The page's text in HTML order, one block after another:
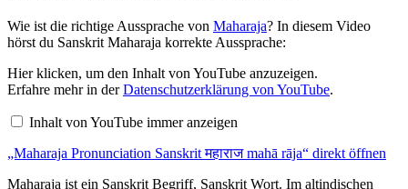
Wie ist die richtige Aussprache von Maharaja? In diesem Video
hörst du Sanskrit Maharaja korrekte Aussprache:
„Maharaja
Pronunciation
Sanskrit
mahā
von
anzeigen
Hier klicken, um den Inhalt von YouTube anzuzeigen.
Erfahre mehr in derDatenschutzerklärung von YouTube.
Inhalt von YouTube immer anzeigen
„Maharaja Pronunciation Sanskrit महाराज mahā rāja“ direkt öffnen
Maharaja ist ein Sanskrit Begriff, Sanskrit Wort. Im altindischen